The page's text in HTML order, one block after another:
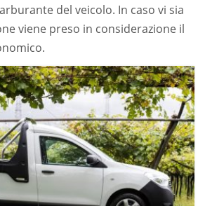
del veicolo. In caso vi sia
viene preso in considerazione il